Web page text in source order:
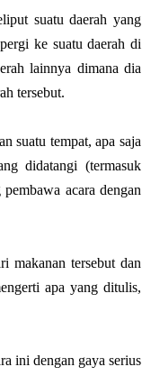
suatu daerah yang
ke suatu daerah di
lainnya dimana dia
tersebut.
suatu tempat, apa saja
didatangi (termasuk
acara dengan
makanan tersebut dan
apa yang ditulis,
ini dengan gaya serius